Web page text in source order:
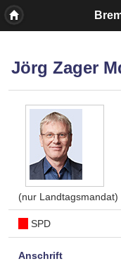
Jörg Zager
(nur Landtagsmandat)
SPD
Anschrift